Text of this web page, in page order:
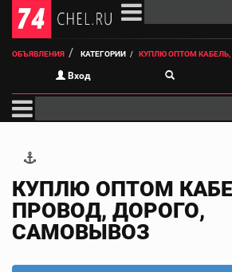
ОБЪЯВЛЕНИЯ КАТЕГОРИИ КУПЛЮ ОПТОМ КАБЕЛЬ,
Вход
КУПЛЮ ОПТОМ
ПРОВОД, ДОРОГО,
САМОВЫВОЗ